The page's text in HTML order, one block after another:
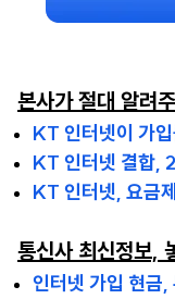
본사가 절대 알려
KT 인터넷이 가
KT 인터넷 결합,
KT 인터넷, 요금
통신사 최신정보,
인터넷 가입 현금